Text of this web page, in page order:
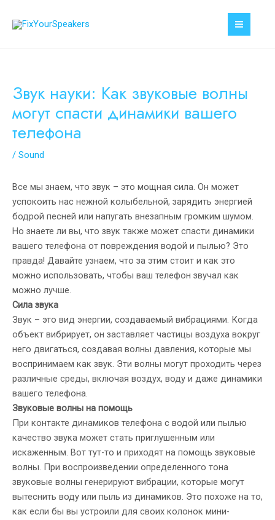
Звук науки: Как звуковые волны
могут спасти динамики вашего
телефона
/ Sound
Все мы знаем, что звук – это мощная сила. Он может
успокоить нас нежной колыбельной, зарядить энергией
бодрой песней или напугать внезапным громким шумом.
Но знаете ли вы, что звук также может спасти динамики
вашего телефона от повреждения водой и пылью? Это
правда! Давайте узнаем, что за этим стоит и как это
можно использовать, чтобы ваш телефон звучал как
можно лучше.
Сила звука
Звук – это вид энергии, создаваемый вибрациями. Когда
объект вибрирует, он заставляет частицы воздуха вокруг
него двигаться, создавая волны давления, которые мы
воспринимаем как звук. Эти волны могут проходить через
различные среды, включая воздух, воду и даже динамики
вашего телефона.
Звуковые волны на помощь
При контакте динамиков телефона с водой или пылью
качество звука может стать приглушенным или
искаженным. Вот тут-то и приходят на помощь звуковые
волны. При воспроизведении определенного тона
звуковые волны генерируют вибрации, которые могут
вытеснить воду или пыль из динамиков. Это похоже на то,
как если бы вы устроили для своих колонок мини-